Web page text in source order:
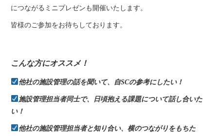
につながるミニプレゼンも開催いたします。
皆様のご参加をお待ちしております。
こんな方にオススメ！
他社の施設管理の話を聞いて、自SCの参考にしたい！
施設管理担当者同士で、日頃抱える課題について話し合いた
い！
他社の施設管理担当者と知り合い、横のつながりをもちた